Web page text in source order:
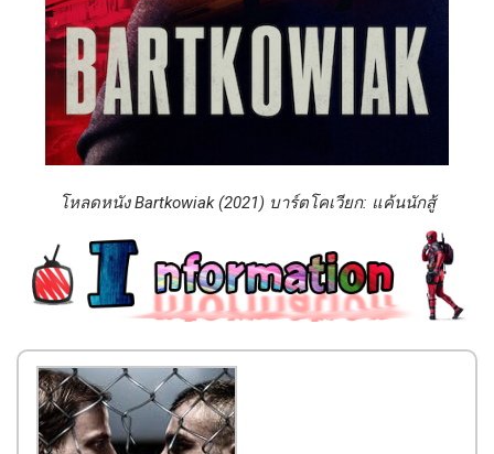
โหลดหนัง Bartkowiak (2021) บาร์ตโคเวียก: แค้นนักสู้